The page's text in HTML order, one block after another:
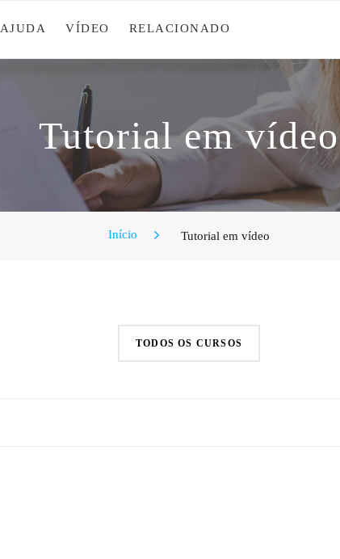
AJUDA VÍDEO RELACIONADO
Tutorial em vídeo
Início Tutorial em vídeo
TODOS OS CURSOS